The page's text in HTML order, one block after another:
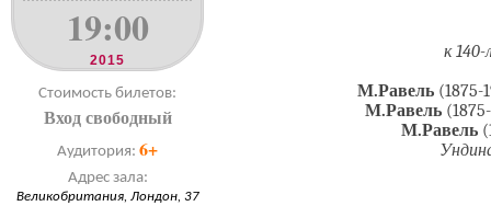
19:00
2015
Стоимость билетов:
Вход свободный
Аудитория: 6+
Адрес зала:
Великобритания, Лондон, 37
к
М.Равель (1875-
М.Равель
М.Равель